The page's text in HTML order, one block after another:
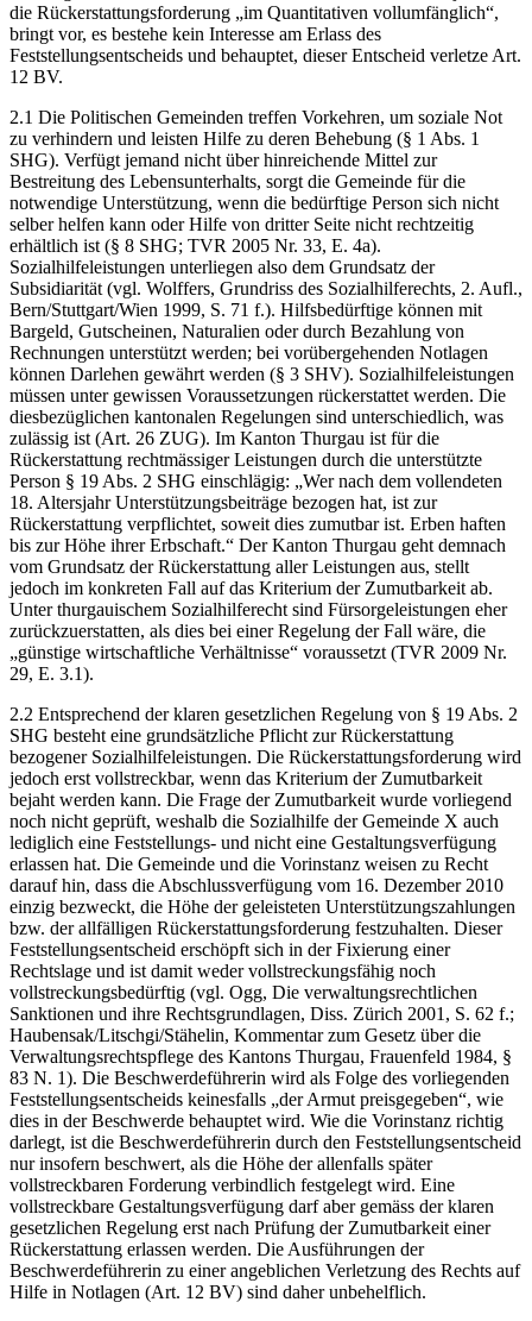
die Rückerstattungsforderung „im Quantitativen vollumfänglich“,
bringt vor, es bestehe kein Interesse am Erlass des
Feststellungsentscheids und behauptet, dieser Entscheid verletze Art.
12 BV.
2.1 Die Politischen Gemeinden treffen Vorkehren, um soziale Not
zu verhindern und leisten Hilfe zu deren Behebung (§ 1 Abs. 1
SHG). Verfügt jemand nicht über hinreichende Mittel zur
Bestreitung des Lebensunterhalts, sorgt die Gemeinde für die
notwendige Unterstützung, wenn die bedürftige Person sich nicht
selber helfen kann oder Hilfe von dritter Seite nicht rechtzeitig
erhältlich ist (§ 8 SHG; TVR 2005 Nr. 33, E. 4a).
Sozialhilfeleistungen unterliegen also dem Grundsatz der
Subsidiarität (vgl. Wolffers, Grundriss des Sozialhilferechts, 2. Aufl.,
Bern/Stuttgart/Wien 1999, S. 71 f.). Hilfsbedürftige können mit
Bargeld, Gutscheinen, Naturalien oder durch Bezahlung von
Rechnungen unterstützt werden; bei vorübergehenden Notlagen
können Darlehen gewährt werden (§ 3 SHV). Sozialhilfeleistungen
müssen unter gewissen Voraussetzungen rückerstattet werden. Die
diesbezüglichen kantonalen Regelungen sind unterschiedlich, was
zulässig ist (Art. 26 ZUG). Im Kanton Thurgau ist für die
Rückerstattung rechtmässiger Leistungen durch die unterstützte
Person § 19 Abs. 2 SHG einschlägig: „Wer nach dem vollendeten
18. Altersjahr Unterstützungsbeiträge bezogen hat, ist zur
Rückerstattung verpflichtet, soweit dies zumutbar ist. Erben haften
bis zur Höhe ihrer Erbschaft.“ Der Kanton Thurgau geht demnach
vom Grundsatz der Rückerstattung aller Leistungen aus, stellt
jedoch im konkreten Fall auf das Kriterium der Zumutbarkeit ab.
Unter thurgauischem Sozialhilferecht sind Fürsorgeleistungen eher
zurückzuerstatten, als dies bei einer Regelung der Fall wäre, die
„günstige wirtschaftliche Verhältnisse“ voraussetzt (TVR 2009 Nr.
29, E. 3.1).
2.2 Entsprechend der klaren gesetzlichen Regelung von § 19 Abs. 2
SHG besteht eine grundsätzliche Pflicht zur Rückerstattung
bezogener Sozialhilfeleistungen. Die Rückerstattungsforderung wird
jedoch erst vollstreckbar, wenn das Kriterium der Zumutbarkeit
bejaht werden kann. Die Frage der Zumutbarkeit wurde vorliegend
noch nicht geprüft, weshalb die Sozialhilfe der Gemeinde X auch
lediglich eine Feststellungs- und nicht eine Gestaltungsverfügung
erlassen hat. Die Gemeinde und die Vorinstanz weisen zu Recht
darauf hin, dass die Abschlussverfügung vom 16. Dezember 2010
einzig bezweckt, die Höhe der geleisteten Unterstützungszahlungen
bzw. der allfälligen Rückerstattungsforderung festzuhalten. Dieser
Feststellungsentscheid erschöpft sich in der Fixierung einer
Rechtslage und ist damit weder vollstreckungsfähig noch
vollstreckungsbedürftig (vgl. Ogg, Die verwaltungsrechtlichen
Sanktionen und ihre Rechtsgrundlagen, Diss. Zürich 2001, S. 62 f.;
Haubensak/Litschgi/Stähelin, Kommentar zum Gesetz über die
Verwaltungsrechtspflege des Kantons Thurgau, Frauenfeld 1984, §
83 N. 1). Die Beschwerdeführerin wird als Folge des vorliegenden
Feststellungsentscheids keinesfalls „der Armut preisgegeben“, wie
dies in der Beschwerde behauptet wird. Wie die Vorinstanz richtig
darlegt, ist die Beschwerdeführerin durch den Feststellungsentscheid
nur insofern beschwert, als die Höhe der allenfalls später
vollstreckbaren Forderung verbindlich festgelegt wird. Eine
vollstreckbare Gestaltungsverfügung darf aber gemäss der klaren
gesetzlichen Regelung erst nach Prüfung der Zumutbarkeit einer
Rückerstattung erlassen werden. Die Ausführungen der
Beschwerdeführerin zu einer angeblichen Verletzung des Rechts auf
Hilfe in Notlagen (Art. 12 BV) sind daher unbehelflich.